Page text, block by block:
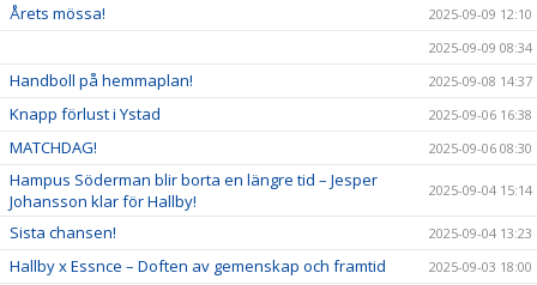
Årets mössa!
2025-09-09 12:10
2025-09-09 08:34
Handboll på hemmaplan! 2025-09-08 14:37
Knapp förlust i Ystad 2025-09-06 16:38
MATCHDAG! 2025-09-06 08:30
Hampus Söderman blir borta en längre tid – Jesper
Johansson klar för Hallby!
2025-09-04 15:14
Sista chansen! 2025-09-04 13:23
Hallby x Essnce – Doften av gemenskap och framtid 2025-09-03 18:00